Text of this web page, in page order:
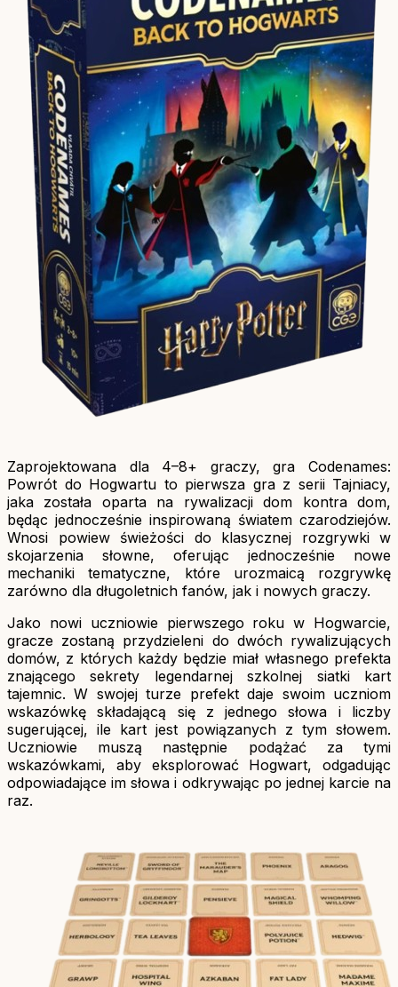
Zaprojektowana dla 4–8+ graczy, gra Codenames:
Powrót do Hogwartu to pierwsza gra z serii Tajniacy,
jaka została oparta na rywalizacji dom kontra dom,
będąc jednocześnie inspirowaną światem czarodziejów.
Wnosi powiew świeżości do klasycznej rozgrywki w
skojarzenia słowne, oferując jednocześnie nowe
mechaniki tematyczne, które urozmaicą rozgrywkę
zarówno dla długoletnich fanów, jak i nowych graczy.
Jako nowi uczniowie pierwszego roku w Hogwarcie,
gracze zostaną przydzieleni do dwóch rywalizujących
domów, z których każdy będzie miał własnego prefekta
znającego sekrety legendarnej szkolnej siatki kart
tajemnic. W swojej turze prefekt daje swoim uczniom
wskazówkę składającą się z jednego słowa i liczby
sugerującej, ile kart jest powiązanych z tym słowem.
Uczniowie muszą następnie podążać za tymi
wskazówkami, aby eksplorować Hogwart, odgadując
odpowiadające im słowa i odkrywając po jednej karcie na
raz.